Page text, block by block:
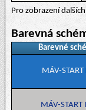
Pro zobrazení
Barevná
Barevné
MÁV-START
MÁV-START